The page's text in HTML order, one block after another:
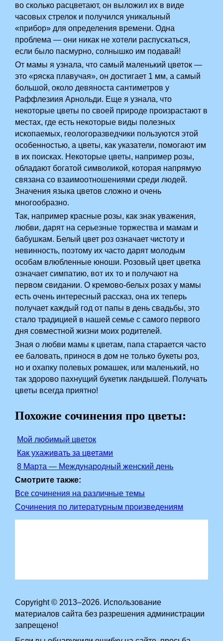
во сколько расцветают, он выложил их в виде
часовых стрелок и получился уникальный
«прибор» для определения времени. Одна
проблема — они никак не хотели распускаться,
если было пасмурно, солнышко им подавай!­
От мамы я узнала, что самый маленький цветок —
это «ряска плавучая», он достигает 1 мм, а самый
большой, около девяноста сантиметров у
Раффлезиия Арнольди. Еще я узнала, что
некоторые цветы по своей природе произрастают в
местах, где есть некоторые виды полезных
ископаемых, геологоразведчики пользуются этой
особенностью, а цветы, как указатели, помогают им
в их поисках. Некоторые цветы, например розы,
обладают богатой символикой, которая напрямую
связана со взаимоотношениями среди людей.
Значения языка цветов сложно и очень
многообразно.
Так, например красные розы, как знак уважения,
любви, дарят на серьезные торжества и мамам и
бабушкам. Белый цвет роз означает чистоту и
невинность, поэтому их часто дарят молодым
особам влюбленные юноши. Розовый цвет цветка
означает симпатию, вот их то и получают на
первом свидании. О кремово-белых розах у мамы
есть очень интересный рассказ, она их теперь
получает каждый год от папы в день свадьбы, это
стало традицией в нашей семье с самого первого
дня совместной жизни моих родителей.
Зная о любви мамы к цветам, папа старается часто
ее баловать, принося в дом не только букеты роз,
но и охапку полевых ромашек, или маленький, но
так здорово пахнущий букетик ландышей. Получать
цветы всегда приятно!
Похожие сочинения про цветы:
Мой любимый цветок
Как ухаживать за цветами
8 Марта — Международный женский день
Смотрите также:
Все сочинения на различные темы
Сочинения по литературным произведениям
Copyright © 2013–2026. Использование
материалов сайта без разрешения администрации
запрещено!